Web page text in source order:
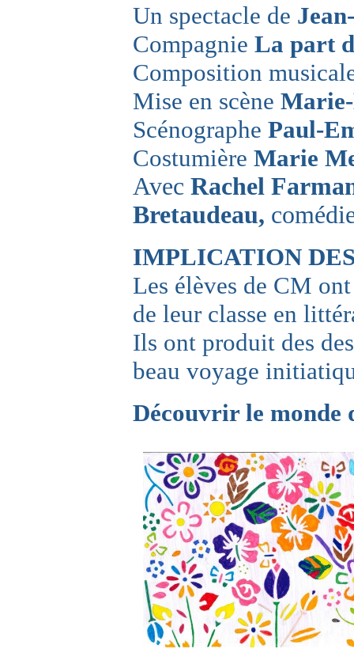
Un spectacle de
Compagnie La part
Composition
Mise en scène
Scénographe Paul-
Costumière Marie
Avec Rachel
Bretaudeau,
IMPLICATION
Les élèves de CM
de leur classe en
Ils ont produit des
beau voyage
Découvrir le monde